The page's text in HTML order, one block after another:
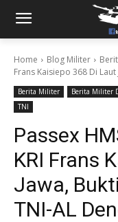
Home Blog Militer
Frans Kaisiepo 368 Di Laut
Berita Militer Berita Militer
TNI
Passex
KRI Frans
Jawa,
TNI-AL